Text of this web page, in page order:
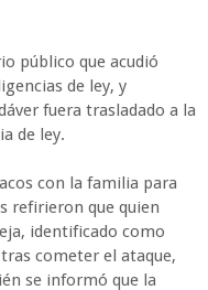
público que acudió
de ley, y
fuera trasladado a la
de ley.
con la familia para
refirieron que quien
identificado como
cometer el ataque,
se informó que la